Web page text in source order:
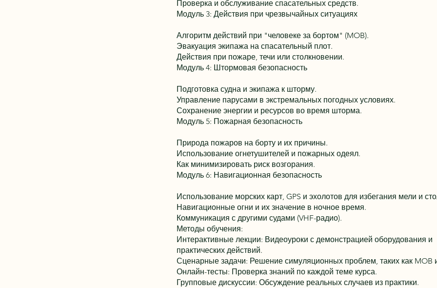
Проверка и обслуживание спасательных средств.
Модуль 3: Действия при чрезвычайных ситуациях
Алгоритм действий при "человеке за бортом" (MOB).
Эвакуация экипажа на спасательный плот.
Действия при пожаре, течи или столкновении.
Модуль 4: Штормовая безопасность
Подготовка судна и экипажа к шторму.
Управление парусами в экстремальных погодных условиях.
Сохранение энергии и ресурсов во время шторма.
Модуль 5: Пожарная безопасность
Природа пожаров на борту и их причины.
Использование огнетушителей и пожарных одеял.
Как минимизировать риск возгорания.
Модуль 6: Навигационная безопасность
Использование морских карт, GPS и эхолотов для избегания мели и
Навигационные огни и их значение в ночное время.
Коммуникация с другими судами (VHF-радио).
Методы обучения:
Интерактивные лекции: Видеоуроки с демонстрацией оборудования и
практических действий.
Сценарные задачи: Решение симуляционных проблем, таких как MOB
Онлайн-тесты: Проверка знаний по каждой теме курса.
Групповые дискуссии: Обсуждение реальных случаев из практики.